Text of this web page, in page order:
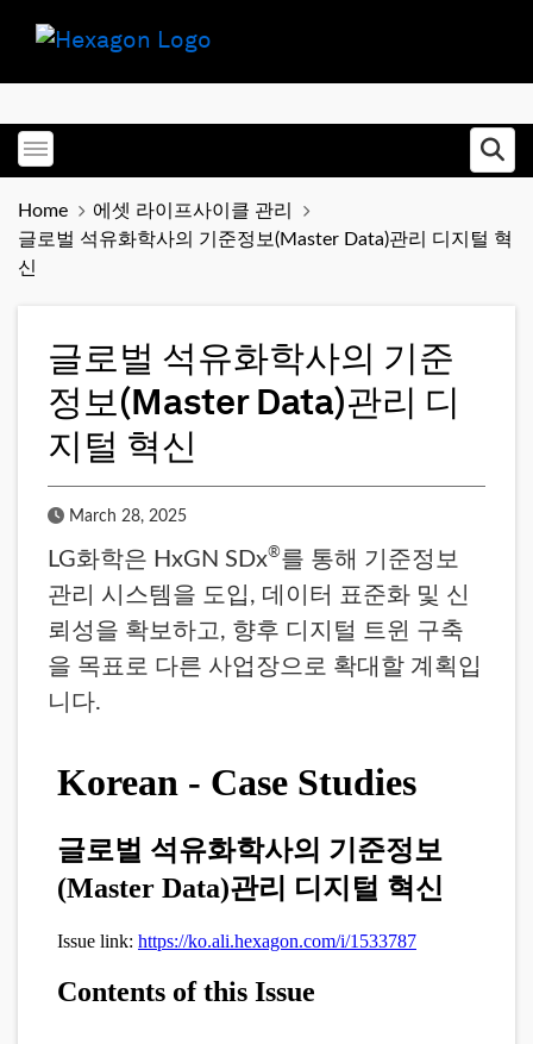
Toggle menubar
Home
에셋 라이프사이클 관리
글로벌 석유화학사의 기준정보(Master Data)관리 디지털 혁
신
글로벌 석유화학사의 기준
정보(Master Data)관리 디
지털 혁신
Published Date
March 28, 2025
LG화학은 HxGN SDx®를 통해 기준정보
관리 시스템을 도입, 데이터 표준화 및 신
뢰성을 확보하고, 향후 디지털 트윈 구축
을 목표로 다른 사업장으로 확대할 계획입
니다.